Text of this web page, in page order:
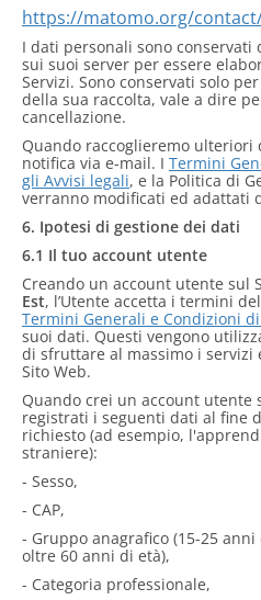
https://matomo.org/
I dati personali sono conservati
sui suoi server per essere
Servizi. Sono conservati solo
della sua raccolta, vale a dire
cancellazione.
Quando raccoglieremo
notifica via e-mail. I Termini
gli Avvisi legali, e la Politica di
verranno modificati ed adattati
6. Ipotesi di gestione dei dati
6.1 Il tuo account utente
Creando un account utente sul
Est, l’Utente accetta i termini
Termini Generali e Condizioni
suoi dati. Questi vengono
di sfruttare al massimo i
Sito Web.
Quando crei un account utente
registrati i seguenti dati al fine
richiesto (ad esempio,
straniere):
- Sesso,
- CAP,
- Gruppo anagrafico (15-25
oltre 60 anni di età),
- Categoria professionale,